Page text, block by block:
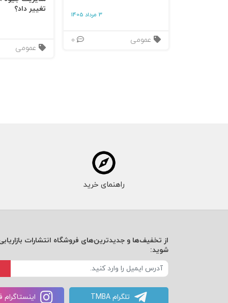
3 مرداد 1405
عمومی
تغییر داد؟
عمومی
راهنمای خرید
از تخفیف‌ها و جدیدترین‌های فروشگاه انتشارات
شوید:
تلگرام TMBA